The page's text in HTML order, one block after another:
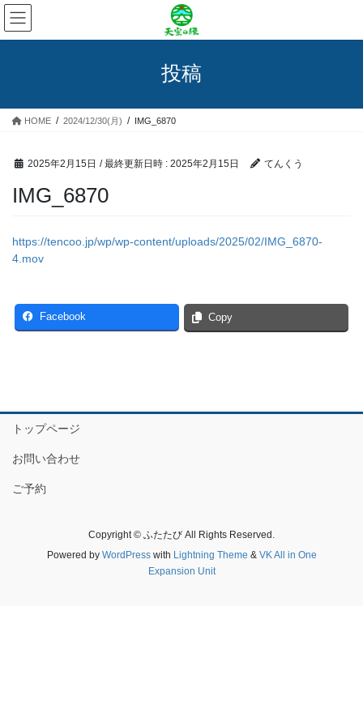
コ
ン
テ
ス
ナ
ビ
ゲ
ン
投稿
HOME 2024/12/30(月) IMG_6870
2025年2月15日 / 最終更新日時 : 2025年2月15日 てんくう
IMG_6870
https://tencoo.jp/wp/wp-content/uploads/2025/02/IMG_6870-
4.mov
Facebook Copy
トップページ
お問い合わせ
ご予約
Copyright © ふたたび All Rights Reserved.
Powered by WordPresswith Lightning Theme & VK All in One
Expansion Unit